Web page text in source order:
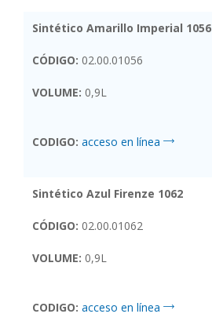
Sintético Amarillo Imperial 1056
CÓDIGO: 02.00.01056
VOLUME: 0,9L
CODIGO: acceso en línea
Sintético Azul Firenze 1062
CÓDIGO: 02.00.01062
VOLUME: 0,9L
CODIGO: acceso en línea